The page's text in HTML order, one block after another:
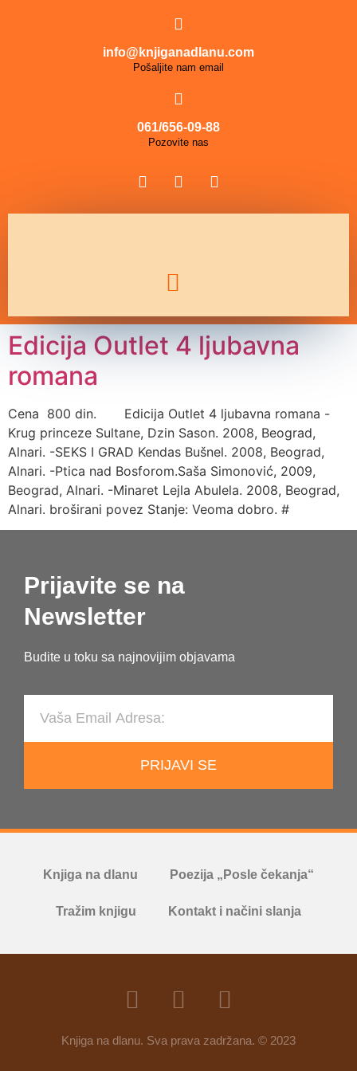
info@knjiganadlanu.com
Pošaljite nam email
061/656-09-88
Pozovite nas
Edicija Outlet 4 ljubavna
romana
Cena 800 din. Edicija Outlet 4 ljubavna romana -
Krug princeze Sultane, Dzin Sason. 2008, Beograd,
Alnari. -SEKS I GRAD Kendas Bušnel. 2008, Beograd,
Alnari. -Ptica nad Bosforom.Saša Simonović, 2009,
Beograd, Alnari. -Minaret Lejla Abulela. 2008, Beograd,
Alnari. broširani povez Stanje: Veoma dobro. #
Prijavite se na
Newsletter
Budite u toku sa najnovijim objavama
PRIJAVI SE
Knjiga na dlanu Poezija „Posle čekanja“
Tražim knjigu Kontakt i načini slanja
Knjiga na dlanu. Sva prava zadržana. © 2023